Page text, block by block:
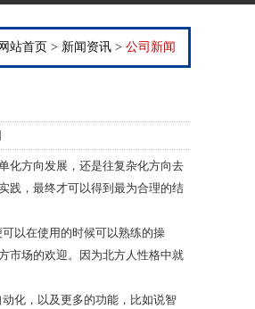
网站首页 > 新闻资讯 > 公司新闻
化方向发展，还是往复杂化方向去
践，最终才可以得到最为合理的结
以在使用的时候可以熟练的操
市场的欢迎。因为北方人性格中就
化，以及更多的功能，比如说智